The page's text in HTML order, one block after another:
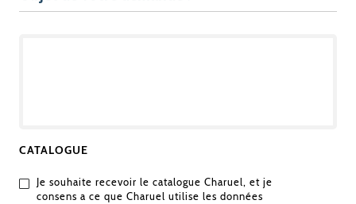
CATALOGUE
Je souhaite recevoir le catalogue Charuel, et je
consens a ce que Charuel utilise les données